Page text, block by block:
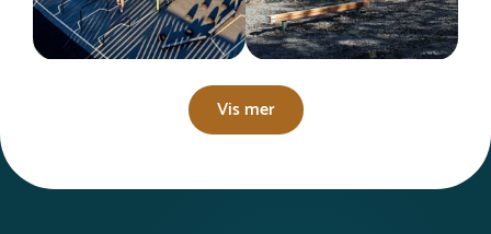
Vis mer